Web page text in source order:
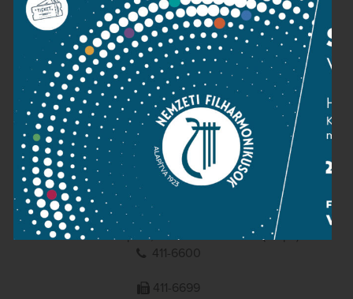
Adatvédelem
Impresszum
NEMZETI
FILHARMONIKUSOK
1095 Budapest, Komor Marcell u. 1. (Müpa)
411-6600
411-6699